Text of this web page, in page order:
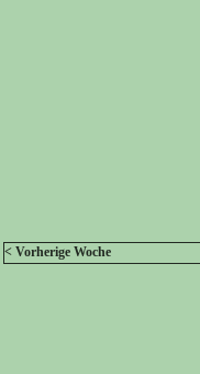
< Vorherige Woche